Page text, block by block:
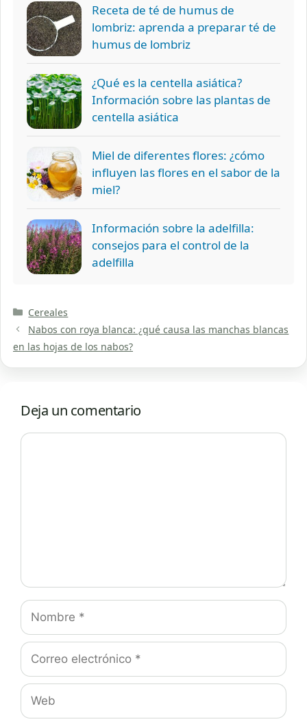
Receta de té de humus de
lombriz: aprenda a preparar té de
humus de lombriz
¿Qué es la centella asiática?
Información sobre las plantas de
centella asiática
Miel de diferentes flores: ¿cómo
influyen las flores en el sabor de la
miel?
Información sobre la adelfilla:
consejos para el control de la
adelfilla
Categorías
Cereales
Nabos con roya blanca: ¿qué causa las manchas blancas
en las hojas de los nabos?
Deja un comentario
Comentario
Nombre
Correo
electrónico
Web